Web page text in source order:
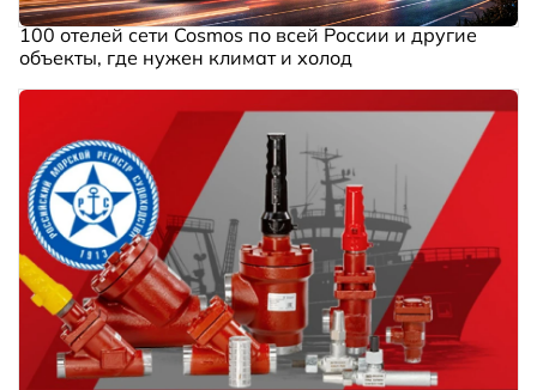
100 отелей сети Cosmos по всей России и другие
объекты, где нужен климат и холод